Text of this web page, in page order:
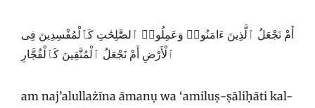
أَمْ نَجْعَلُ ٱلَّذِينَ ءَامَنُوا۟ وَعَمِلُوا۟ ٱلصَّٰلِحَٰتِ كَٱلْمُفْسِدِينَ فِى
ٱلْأَرْضِ أَمْ نَجْعَلُ ٱلْمُتَّقِينَ كَٱلْفُجَّارِ
am naj’alullażīna āmanụ wa ‘amiluṣ-ṣāliḥāti kal-